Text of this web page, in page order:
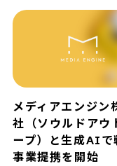
メディアエンジン
社（ソウルドアウ
ープ）と生成AIで
事業提携を開始